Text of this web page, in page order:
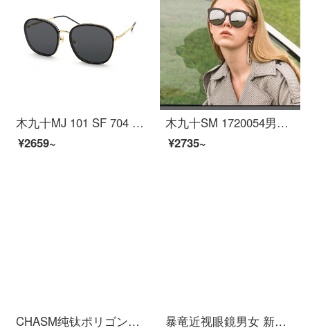
木九十MJ 101 SF 704 2020新品サングラス金属板ミックスファッション楕円女性用サングラスBKC 1黒
¥2659~
木九十SM 1720054男女同じ円枠のサングラスC 01
¥2735~
CHASM纯钛ポリゴン眼鏡框男复古防蓝光近视眼鏡架女可配变色护目眼睛片 黑银（合金款） 0度平光防蓝光护目镜
暴竜近视眼鏡男女 新款名人明星款金属框光学架 情侣复古眼鏡框BJ7052防蓝光护目镜 B12-金色 单メガネフレーム